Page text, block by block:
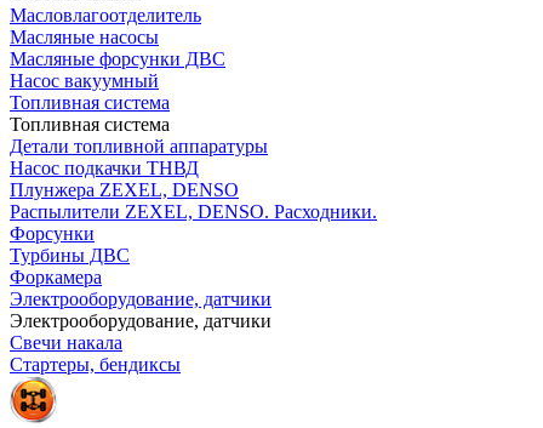
Масловлагоотделитель
Масляные насосы
Масляные форсунки ДВС
Насос вакуумный
Топливная система
Топливная система
Детали топливной аппаратуры
Насос подкачки ТНВД
Плунжера ZEXEL, DENSO
Распылители ZEXEL, DENSO. Расходники.
Форсунки
Турбины ДВС
Форкамера
Электрооборудование, датчики
Электрооборудование, датчики
Свечи накала
Стартеры, бендиксы